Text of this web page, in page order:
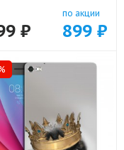
₽
по акции
899 ₽